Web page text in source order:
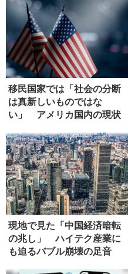
移民国家では「社会の分断
は真新しいものではな
い」 アメリカ国内の現状
現地で見た「中国経済暗転
の兆し」 ハイテク産業に
も迫るバブル崩壊の足音